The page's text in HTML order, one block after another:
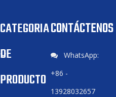
CATEGORIA
DE
PRODUCTO
CONTÁCTENOS
 WhatsApp:
+86 -
13928032657